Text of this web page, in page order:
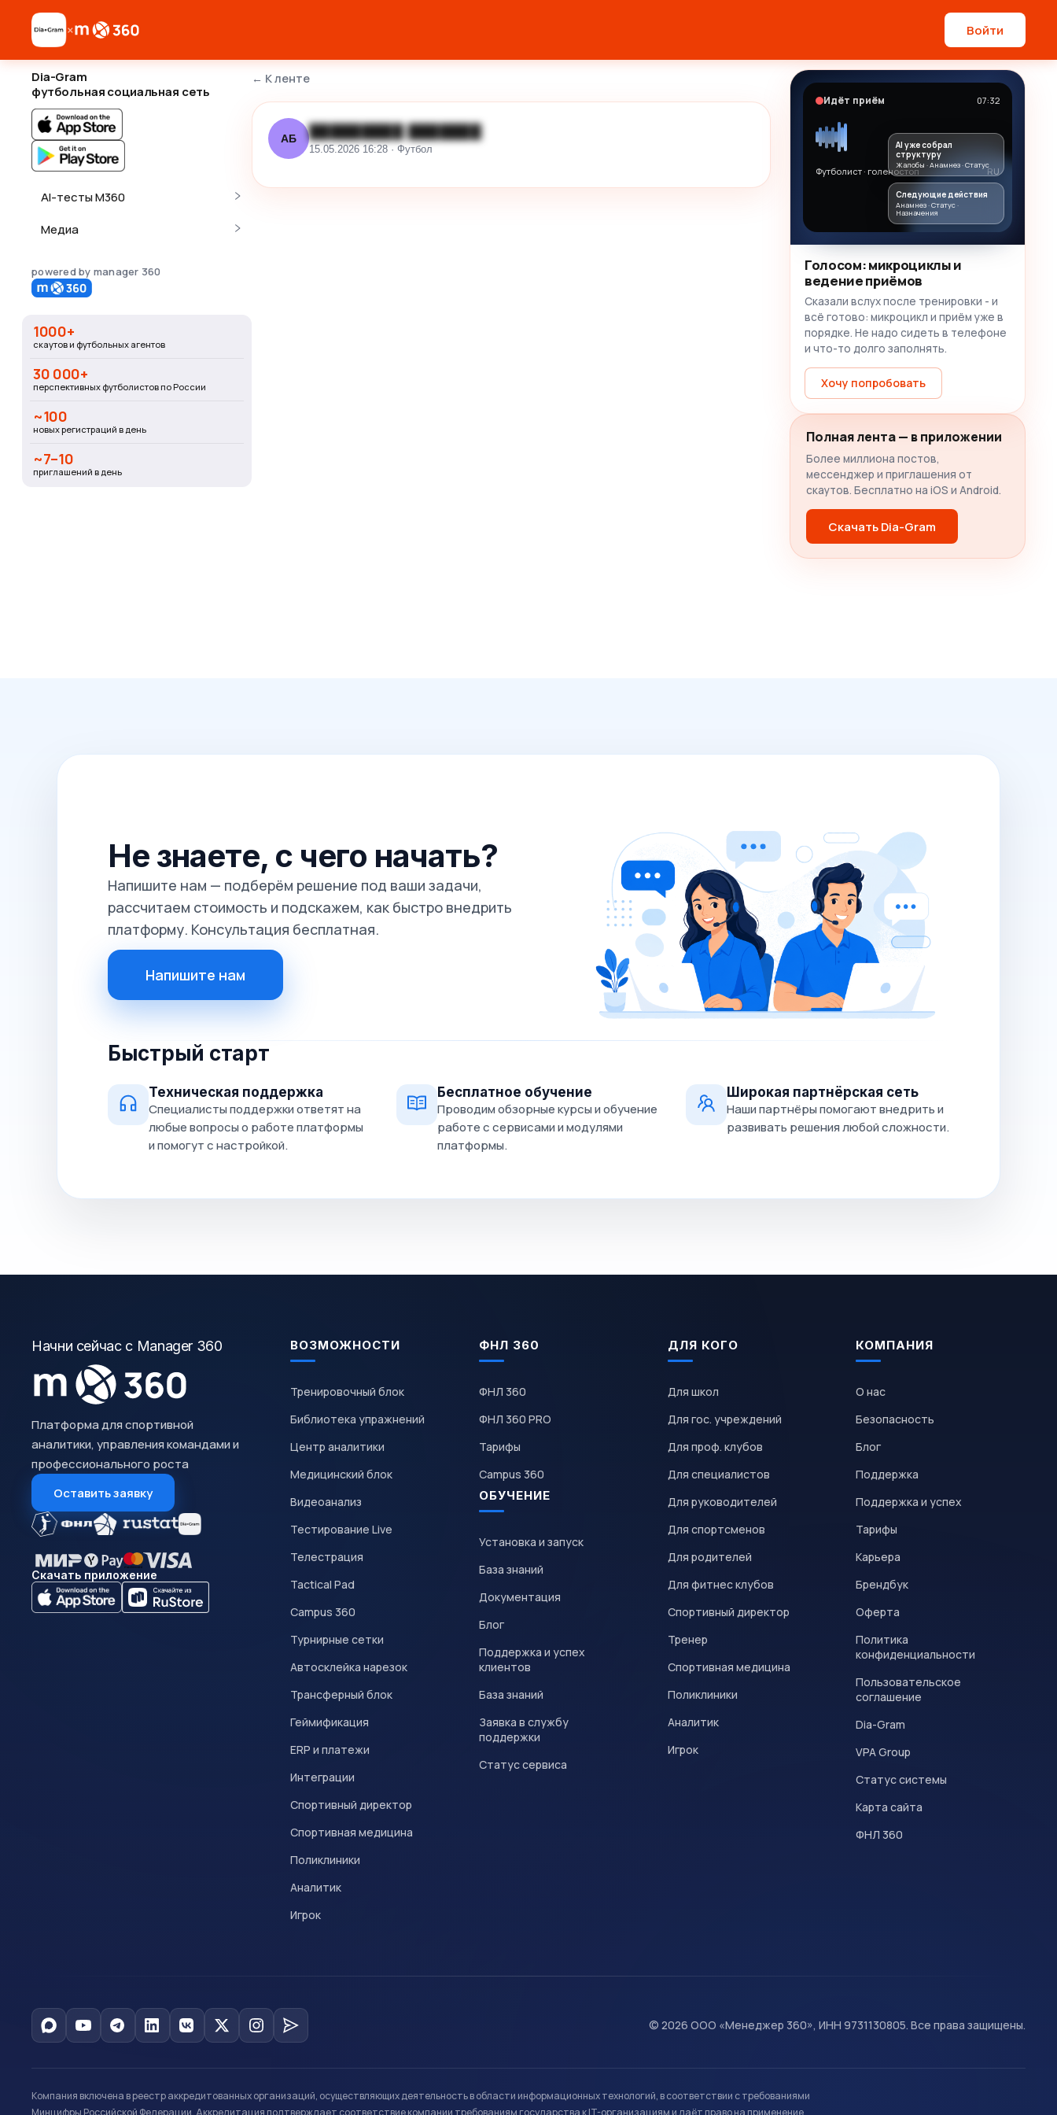
× Войти
Dia-Gram
футбольная социальная сеть
AI-тесты M360
Медиа
powered by manager 360
1000+
скаутов и футбольных агентов
30 000+
перспективных футболистов по России
~100
новых регистраций в день
~7–10
приглашений в день
← К ленте
АБ █████████ ███████
15.05.2026 16:28 · Футбол
Идёт приём 07:32
Футболист · голеностоп RU
AI уже собрал
структуру
Жалобы · Анамнез · Статус
Следующие действия
Анамнез · Статус ·
Назначения
Голосом: микроциклы и
ведение приёмов
Сказали вслух после тренировки - и
всё готово: микроцикл и приём уже в
порядке. Не надо сидеть в телефоне
и что-то долго заполнять.
Хочу попробовать
Полная лента — в приложении
Более миллиона постов,
мессенджер и приглашения от
скаутов. Бесплатно на iOS и Android.
Скачать Dia-Gram
Не знаете, с чего начать?
Напишите нам — подберём решение под ваши задачи,
рассчитаем стоимость и подскажем, как быстро внедрить
платформу. Консультация бесплатная.
Напишите нам
Быстрый старт
Техническая поддержка
Специалисты поддержки ответят на
любые вопросы о работе платформы
и помогут с настройкой.
Бесплатное обучение
Проводим обзорные курсы и обучение
работе с сервисами и модулями
платформы.
Широкая партнёрская сеть
Наши партнёры помогают внедрить и
развивать решения любой сложности.
Начни сейчас с Manager 360
Платформа для спортивной
аналитики, управления командами и
профессионального роста
Оставить заявку
Скачать приложение
ВОЗМОЖНОСТИ
Тренировочный блок
Библиотека упражнений
Центр аналитики
Медицинский блок
Видеоанализ
Тестирование Live
Телестрация
Tactical Pad
Campus 360
Турнирные сетки
Автосклейка нарезок
Трансферный блок
Геймификация
ERP и платежи
Интеграции
Спортивный директор
Спортивная медицина
Поликлиники
Аналитик
Игрок
ФНЛ 360
ФНЛ 360
ФНЛ 360 PRO
Тарифы
Campus 360
ОБУЧЕНИЕ
Установка и запуск
База знаний
Документация
Блог
Поддержка и успех
клиентов
База знаний
Заявка в службу
поддержки
Статус сервиса
ДЛЯ КОГО
Для школ
Для гос. учреждений
Для проф. клубов
Для специалистов
Для руководителей
Для спортсменов
Для родителей
Для фитнес клубов
Спортивный директор
Тренер
Спортивная медицина
Поликлиники
Аналитик
Игрок
КОМПАНИЯ
О нас
Безопасность
Блог
Поддержка
Поддержка и успех
Тарифы
Карьера
Брендбук
Оферта
Политика
конфиденциальности
Пользовательское
соглашение
Dia-Gram
VPA Group
Статус системы
Карта сайта
ФНЛ 360
© 2026 ООО «Менеджер 360», ИНН 9731130805. Все права защищены.
Компания включена в реестр аккредитованных организаций, осуществляющих деятельность в области информационных технологий, в соответствии с требованиями
Минцифры Российской Федерации. Аккредитация подтверждает соответствие компании требованиям государства к IT-организациям и даёт право на применение